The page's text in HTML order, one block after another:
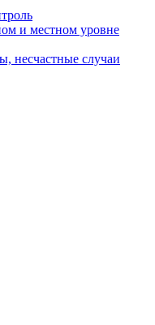
и местном уровне
несчастные случаи